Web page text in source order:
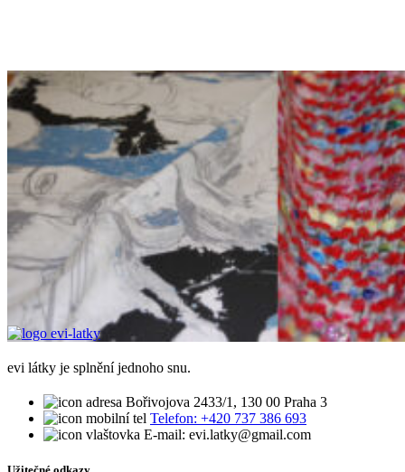
evi látky je splnění jednoho snu.
Bořivojova 2433/1, 130 00 Praha 3
Telefon: +420 737 386 693
E-mail: evi.latky@gmail.com